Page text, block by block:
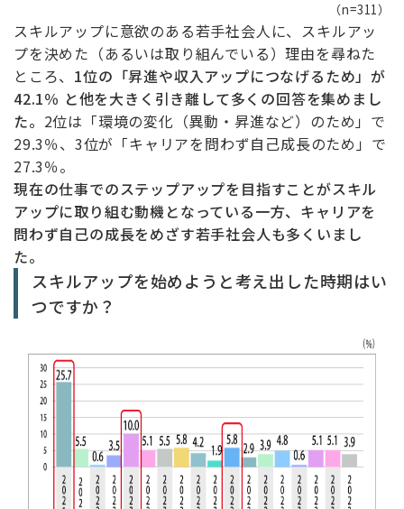
（n=311）
スキルアップに意欲のある若手社会人に、スキルアッ
プを決めた（あるいは取り組んでいる）理由を尋ねた
ところ、 1位の「昇進や収入アップにつなげるため」が
42.1％ と他を大きく引き離して多くの回答を集めまし
た。 2位は「環境の変化（異動・昇進など）のため」で
29.3％、3位が「キャリアを問わず自己成長のため」で
27.3％。
現在の仕事でのステップアップを目指すことがスキル
アップに取り組む動機となっている一方、キャリアを
問わず自己の成長をめざす若手社会人も多くいまし
た。
スキルアップを始めようと考え出した時期はい
つですか？